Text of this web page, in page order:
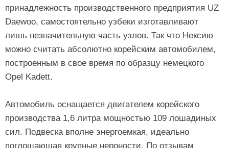
принадлежность производственного предприятия UZ
Daewoo, самостоятельно узбеки изготавливают
лишь незначительную часть узлов. Так что Нексию
можно считать абсолютно корейским автомобилем,
построенным в свое время по образцу немецкого
Opel Kadett.
Автомобиль оснащается двигателем корейского
производства 1,6 литра мощностью 109 лошадиных
сил. Подвеска вполне энергоемкая, идеально
поглощающая крупные нероности. По отзывам